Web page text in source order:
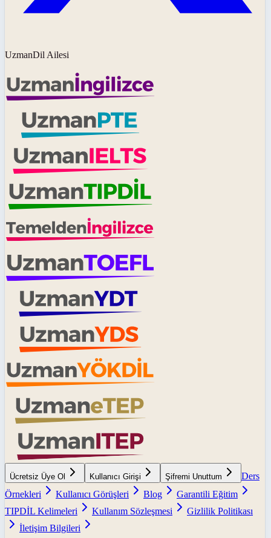
UzmanDil Ailesi
Ücretsiz Üye Ol Kullanıcı Girişi Şifremi Unuttum
Ders
Örnekleri
Kullanıcı Görüşleri Blog
Garantili Eğitim
TIPDİL Kelimeleri
Kullanım Sözleşmesi
Gizlilik Politikası
İletişim Bilgileri